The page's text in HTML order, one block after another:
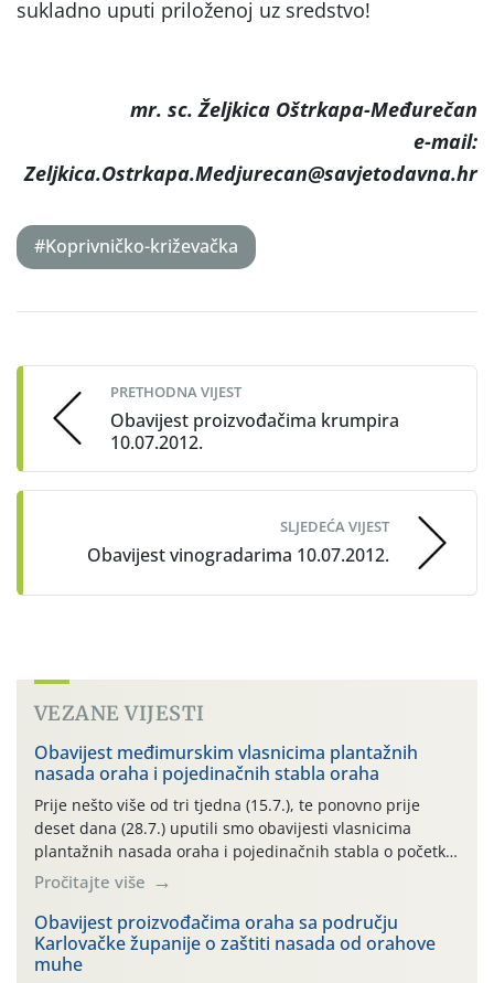
sukladno uputi priloženoj uz sredstvo!
mr. sc. Željkica Oštrkapa-Međurečan
e-mail:
Zeljkica.Ostrkapa.Medjurecan@savjetodavna.hr
#Koprivničko-križevačka
navigation
PRETHODNA VIJEST
Obavijest proizvođačima krumpira
10.07.2012.
SLJEDEĆA VIJEST
Obavijest vinogradarima 10.07.2012.
VEZANE VIJESTI
Obavijest međimurskim vlasnicima plantažnih
nasada oraha i pojedinačnih stabla oraha
Prije nešto više od tri tjedna (15.7.), te ponovno prije
deset dana (28.7.) uputili smo obavijesti vlasnicima
plantažnih nasada oraha i pojedinačnih stabla o početku
leta i ovogodišnjoj potrebi usmjerenog suzbijanja
orahove muhe (Rhagoletis completa)! Već dvanaest dana
traje drugi ovogodišnji “toplinski udar”, koji naročito
izražen zadnja šest dana (31.7.-05.8.), jer najviše
temperature zraka svakodnevno […]
Pročitajte više
Obavijest proizvođačima oraha sa području
Karlovačke županije o zaštiti nasada od orahove
muhe